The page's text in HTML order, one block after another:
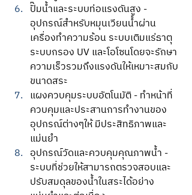
ปั๊มน้ำและระบบท่อแรงดันสูง -
อุปกรณ์สำหรับหมุนเวียนน้ำผ่าน
เครื่องทำความร้อน ระบบเติมแร่ธาตุ
ระบบกรอง UV และโอโซนโดยจะรักษา
ความเร็วรวมถึงแรงดันให้เหมาะสมกับ
ขนาดสระ
แผงควบคุมระบบอัตโนมัติ - ทำหน้าที่
ควบคุมและประสานการทำงานของ
อุปกรณ์ต่างๆให้ มีประสิทธิภาพและ
แม่นยำ
อุปกรณ์วัดและควบคุมคุณภาพน้ำ -
ระบบที่ช่วยให้สามารถตรวจสอบและ
ปรับสมดุลของน้ำในสระได้อย่าง